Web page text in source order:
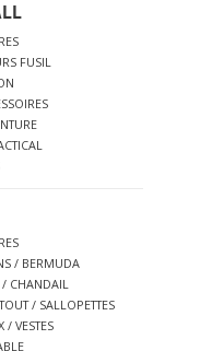
FUSIL
/ BERMUDA
/ CHANDAIL
/ SALLOPETTES
/ VESTES